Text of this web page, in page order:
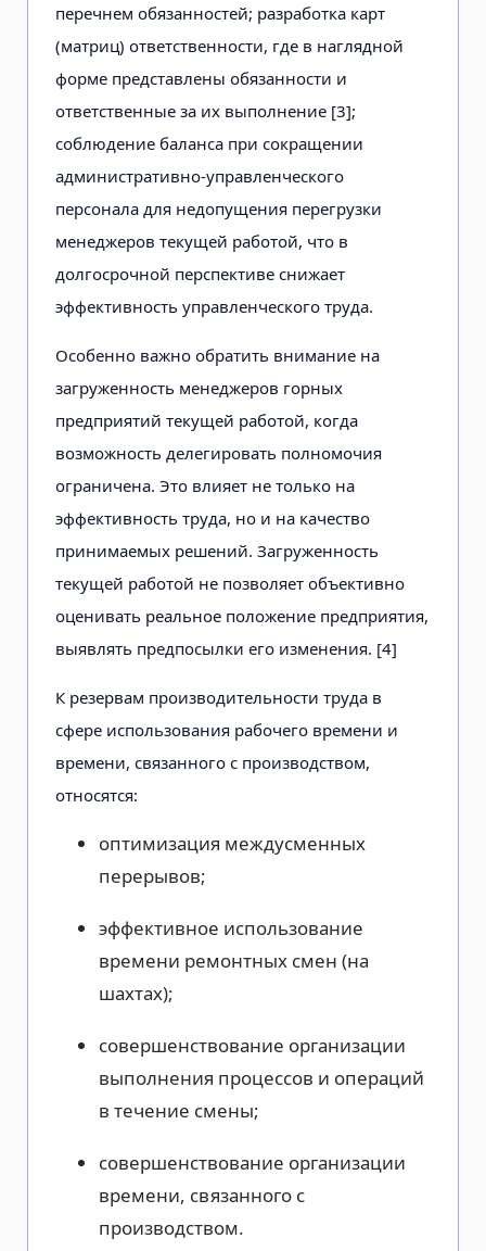
перечнем обязанностей; разработка карт
(матриц) ответственности, где в наглядной
форме представлены обязанности и
ответственные за их выполнение [3];
соблюдение баланса при сокращении
административно-управленческого
персонала для недопущения перегрузки
менеджеров текущей работой, что в
долгосрочной перспективе снижает
эффективность управленческого труда.
Особенно важно обратить внимание на
загруженность менеджеров горных
предприятий текущей работой, когда
возможность делегировать полномочия
ограничена. Это влияет не только на
эффективность труда, но и на качество
принимаемых решений. Загруженность
текущей работой не позволяет объективно
оценивать реальное положение предприятия,
выявлять предпосылки его изменения. [4]
К резервам производительности труда в
сфере использования рабочего времени и
времени, связанного с производством,
относятся:
оптимизация междусменных
перерывов;
эффективное использование
времени ремонтных смен (на
шахтах);
совершенствование организации
выполнения процессов и операций
в течение смены;
совершенствование организации
времени, связанного с
производством.